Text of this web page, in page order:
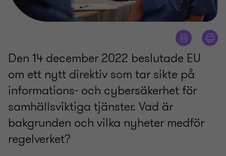
Den 14 december 2022 beslutade EU
om ett nytt direktiv som tar sikte på
informations- och cybersäkerhet för
samhällsviktiga tjänster. Vad är
bakgrunden och vilka nyheter medför
regelverket?